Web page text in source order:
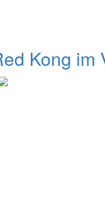
Kong im